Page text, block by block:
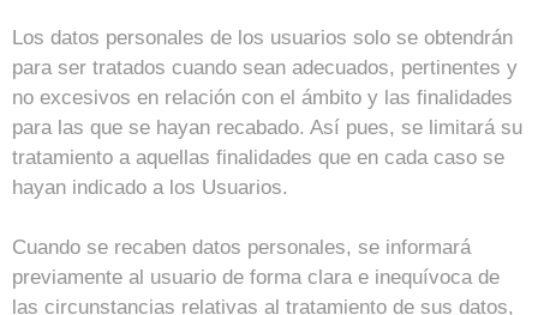
Los datos personales de los usuarios solo se obtendrán
para ser tratados cuando sean adecuados, pertinentes y
no excesivos en relación con el ámbito y las finalidades
para las que se hayan recabado. Así pues, se limitará su
tratamiento a aquellas finalidades que en cada caso se
hayan indicado a los Usuarios.
Cuando se recaben datos personales, se informará
previamente al usuario de forma clara e inequívoca de
las circunstancias relativas al tratamiento de sus datos,